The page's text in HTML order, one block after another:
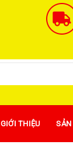
GIỚI THIỆU SẢN